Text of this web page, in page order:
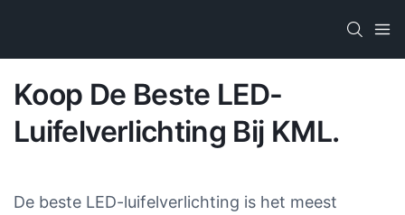
Koop De Beste LED-
Luifelverlichting Bij KML.
De beste LED-luifelverlichting is het meest